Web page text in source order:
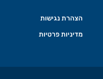
הצהרת נגישות
מדיניות פרטיות